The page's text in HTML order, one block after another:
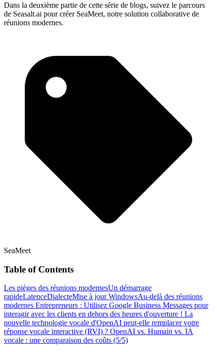
Dans la deuxième partie de cette série de blogs, suivez le parcours
de Seasalt.ai pour créer SeaMeet, notre solution collaborative de
réunions modernes.
SeaMeet
Table of Contents
Les pièges des réunions modernesUn démarrage
rapideLatenceDialecteMise à jour WindowsAu-delà des réunions
modernes Entrepreneurs : Utilisez Google Business Messages pour
interagir avec les clients en dehors des heures d'ouverture ! La
nouvelle technologie vocale d'OpenAI peut-elle remplacer votre
réponse vocale interactive (RVI) ? OpenAI vs. Humain vs. IA
vocale : une comparaison des coûts (5/5)